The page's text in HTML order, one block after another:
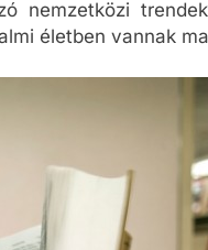
nemzetközi
életben vannak